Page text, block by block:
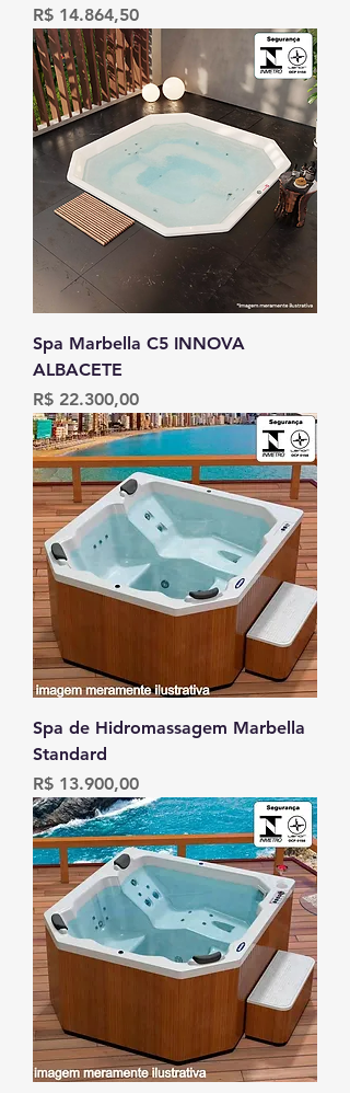
Preço
R$ 14.864,50
Spa Marbella C5 INNOVA
ALBACETE
Preço
R$ 22.300,00
Spa de Hidromassagem Marbella
Standard
Preço
R$ 13.900,00